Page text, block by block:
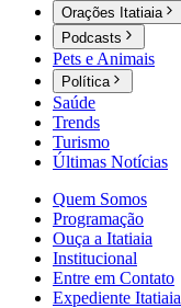
Orações Itatiaia
Podcasts
Pets e Animais
Política
Saúde
Trends
Turismo
Últimas Notícias
Quem Somos
Programação
Ouça a Itatiaia
Institucional
Entre em Contato
Expediente Itatiaia